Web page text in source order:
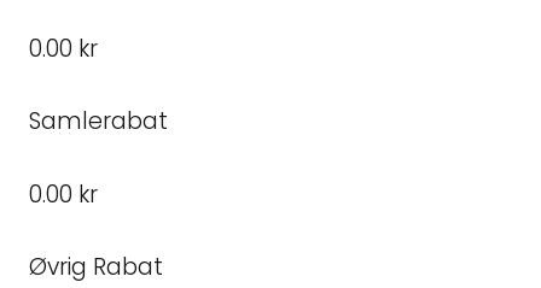
0.00 kr
Samlerabat
0.00 kr
Øvrig Rabat